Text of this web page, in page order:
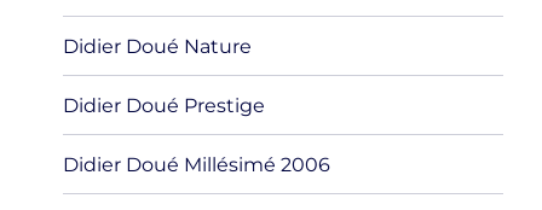
Didier Doué Nature
Didier Doué Prestige
Didier Doué Millésimé 2006